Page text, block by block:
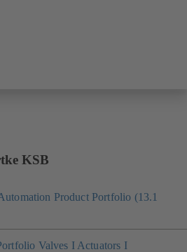
KSB
Product Portfolio (13.1
Valves I Actuators I